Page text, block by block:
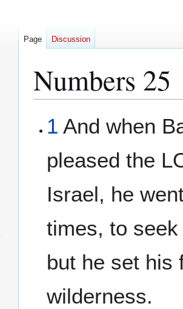
Numbers 25
toto
1 And when
pleased the
Israel, he
times, to
but he set his
wilderness.
Page Discussion